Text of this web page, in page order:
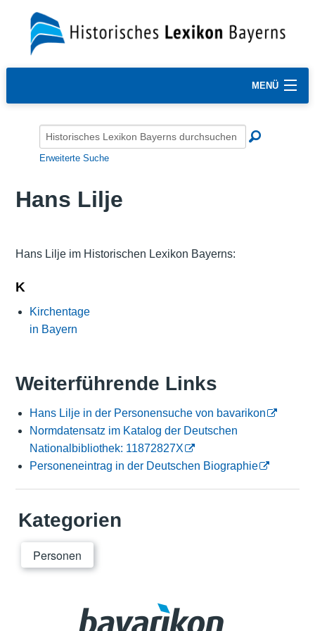
MENÜ
Erweiterte Suche
Hans Lilje
Hans Lilje im Historischen Lexikon Bayerns:
K
Kirchentage
in Bayern
Weiterführende Links
Hans Lilje in der Personensuche von bavarikon
Normdatensatz im Katalog der Deutschen
Nationalbibliothek: 11872827X
Personeneintrag in der Deutschen Biographie
Kategorien
Personen